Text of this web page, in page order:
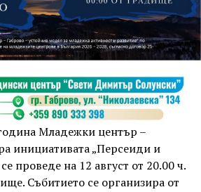
са предвидили
дух, и за здраво тяло.
пилатес и йога Йоанна Петрова
за добрия тонус с групова
ч., а след това ще има мозъчна
за обща култура. Вечерта ще
на новия български
за начинаещи“ – в парка,
небе.
Младежки център –
инициативата „Персеиди и
проведе на 12 август от 20.00 ч.
Събитието се организира от